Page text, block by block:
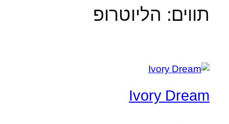
תווים: הליוטרופ
Ivory Dream